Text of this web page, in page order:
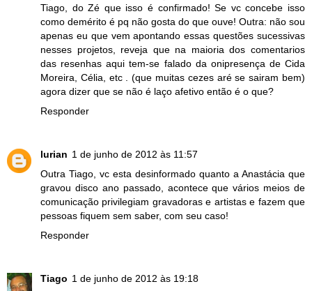
Tiago, do Zé que isso é confirmado! Se vc concebe isso
como demérito é pq não gosta do que ouve! Outra: não sou
apenas eu que vem apontando essas questões sucessivas
nesses projetos, reveja que na maioria dos comentarios
das resenhas aqui tem-se falado da onipresença de Cida
Moreira, Célia, etc . (que muitas cezes aré se sairam bem)
agora dizer que se não é laço afetivo então é o que?
Responder
lurian 1 de junho de 2012 às 11:57
Outra Tiago, vc esta desinformado quanto a Anastácia que
gravou disco ano passado, acontece que vários meios de
comunicação privilegiam gravadoras e artistas e fazem que
pessoas fiquem sem saber, com seu caso!
Responder
Tiago 1 de junho de 2012 às 19:18